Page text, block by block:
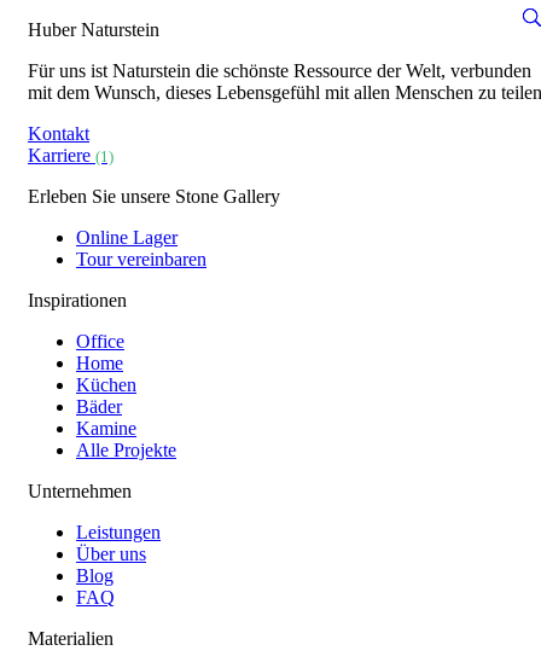
Huber Naturstein
Für uns ist Naturstein die schönste Ressource der Welt, verbunden
mit dem Wunsch, dieses Lebensgefühl mit allen Menschen zu
Kontakt
Karriere (1)
Erleben Sie unsere Stone Gallery
Online Lager
Tour vereinbaren
Inspirationen
Office
Home
Küchen
Bäder
Kamine
Alle Projekte
Unternehmen
Leistungen
Über uns
Blog
FAQ
Materialien